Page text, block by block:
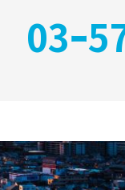
03ｰ